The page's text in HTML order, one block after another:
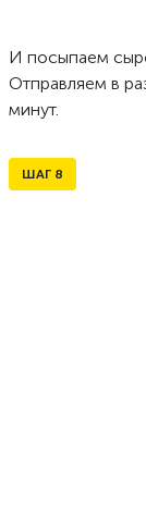
И посыпаем
Отправляем в
минут.
ШАГ 8